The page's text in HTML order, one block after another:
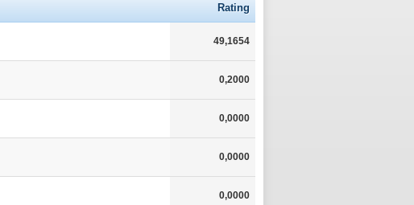
Rating
49,1654
0,2000
0,0000
0,0000
0,0000